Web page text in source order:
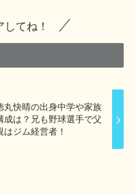
てね！
丸快晴の出身中学や家族
成は？兄も野球選手で父
はジム経営者！